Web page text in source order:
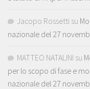
Jacopo Rossetti su
nazionale del 27
MATTEO NATALINI su
per lo scopo di fase e
nazionale del 27